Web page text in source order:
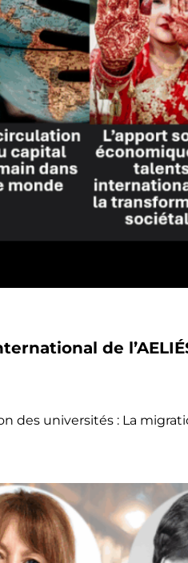
de
des universités : La